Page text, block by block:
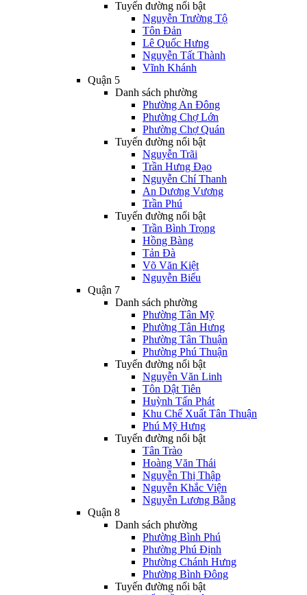
Tuyến đường nổi bật
Nguyễn Trường Tộ
Tôn Đản
Lê Quốc Hưng
Nguyễn Tất Thành
Vĩnh Khánh
Quận 5
Danh sách phường
Phường An Đông
Phường Chợ Lớn
Phường Chợ Quán
Tuyến đường nổi bật
Nguyễn Trãi
Trần Hưng Đạo
Nguyễn Chí Thanh
An Dương Vương
Trần Phú
Tuyến đường nổi bật
Trần Bình Trọng
Hồng Bàng
Tản Đà
Võ Văn Kiệt
Nguyễn Biểu
Quận 7
Danh sách phường
Phường Tân Mỹ
Phường Tân Hưng
Phường Tân Thuận
Phường Phú Thuận
Tuyến đường nổi bật
Nguyễn Văn Linh
Tôn Dật Tiên
Huỳnh Tấn Phát
Khu Chế Xuất Tân Thuận
Phú Mỹ Hưng
Tuyến đường nổi bật
Tân Trào
Hoàng Văn Thái
Nguyễn Thị Thập
Nguyễn Khắc Viện
Nguyễn Lương Bằng
Quận 8
Danh sách phường
Phường Bình Phú
Phường Phú Định
Phường Chánh Hưng
Phường Bình Đông
Tuyến đường nổi bật